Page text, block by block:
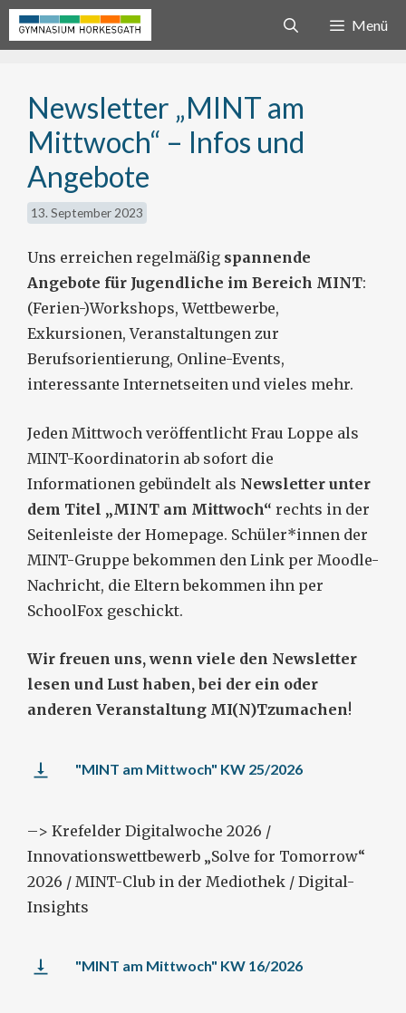
Zum
Inhalt
Menü
Newsletter „MINT am
Mittwoch“ – Infos und
Angebote
13. September 2023
Uns erreichen regelmäßig spannende
Angebote für Jugendliche im Bereich MINT:
(Ferien-)Workshops, Wettbewerbe,
Exkursionen, Veranstaltungen zur
Berufsorientierung, Online-Events,
interessante Internetseiten und vieles mehr.
Jeden Mittwoch veröffentlicht Frau Loppe als
MINT-Koordinatorin ab sofort die
Informationen gebündelt als Newsletter unter
dem Titel „MINT am Mittwoch“ rechts in der
Seitenleiste der Homepage. Schüler*innen der
MINT-Gruppe bekommen den Link per Moodle-
Nachricht, die Eltern bekommen ihn per
SchoolFox geschickt.
Wir freuen uns, wenn viele den Newsletter
lesen und Lust haben, bei der ein oder
anderen Veranstaltung MI(N)Tzumachen!
"MINT am Mittwoch" KW 25/2026
–> Krefelder Digitalwoche 2026 /
Innovationswettbewerb „Solve for Tomorrow“
2026 / MINT-Club in der Mediothek / Digital-
Insights
"MINT am Mittwoch" KW 16/2026